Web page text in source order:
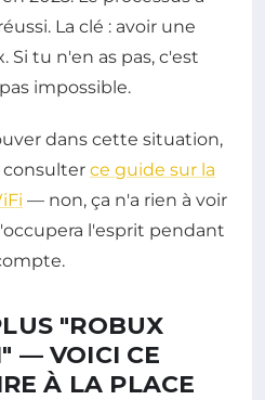
La clé : avoir une
Si tu n'en as pas, c'est
impossible.
dans cette situation,
ce guide sur la
— non, ça n'a rien à voir
l'esprit pendant
"ROBUX
— VOICI CE
À LA PLACE